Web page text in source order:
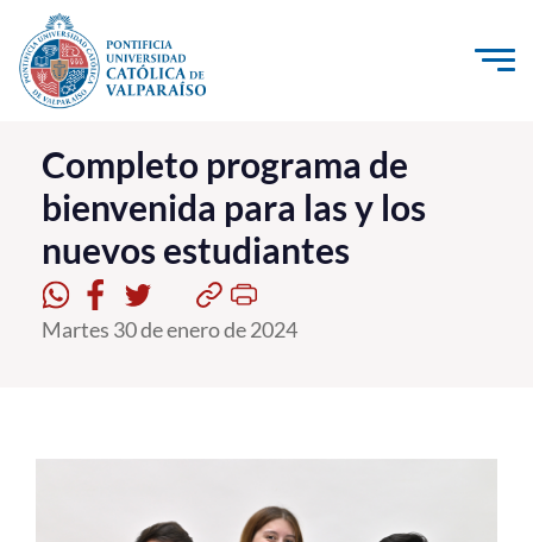
Click acá para ir directamente al contenido
La Universidad
Investigación, Creación e Innovación
PUCV Internacional
Vinculación con el Medio
Formación Continua
Completo programa de
bienvenida para las y los
nuevos estudiantes
Martes 30 de enero de 2024